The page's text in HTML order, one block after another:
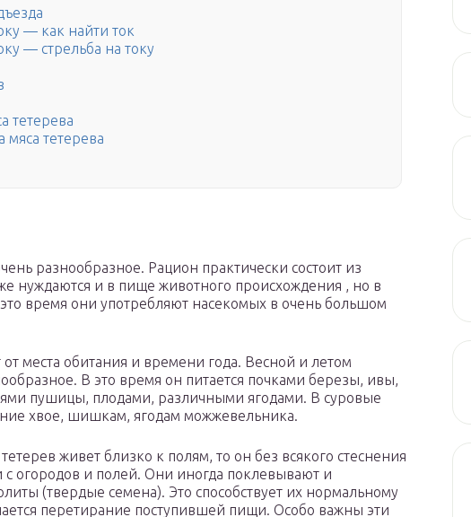
— как найти ток
— стрельба на току
тетерева
мяса тетерева
разнообразное. Рацион практически состоит из
нуждаются и в пище животного происхождения , но в
время они употребляют насекомых в очень большом
от места обитания и времени года. Весной и летом
В это время он питается почками березы, ивы,
пушицы, плодами, различными ягодами. В суровые
хвое, шишкам, ягодам можжевельника.
живет близко к полям, то он без всякого стеснения
с огородов и полей. Они иногда поклевывают и
(твердые семена). Это способствует их нормальному
перетирание поступившей пищи. Особо важны эти